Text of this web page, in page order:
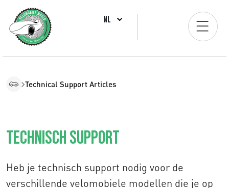
NL
Technical Support Articles
Technisch support
Heb je technisch support nodig voor de
verschillende velomobiele modellen die je op